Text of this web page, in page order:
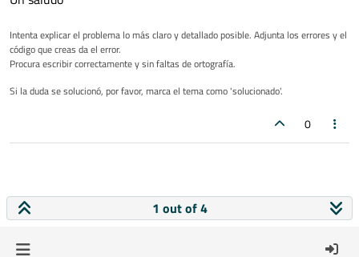
Intenta explicar el problema lo más claro y detallado posible. Adjunta los errores y el
código que creas da el error.
Procura escribir correctamente y sin faltas de ortografía.
Si la duda se solucionó, por favor, marca el tema como 'solucionado'.
0
1 out of 4